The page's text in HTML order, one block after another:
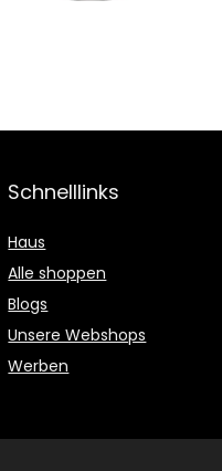
Schnelllinks
Haus
Alle shoppen
Blogs
Unsere Webshops
Werben